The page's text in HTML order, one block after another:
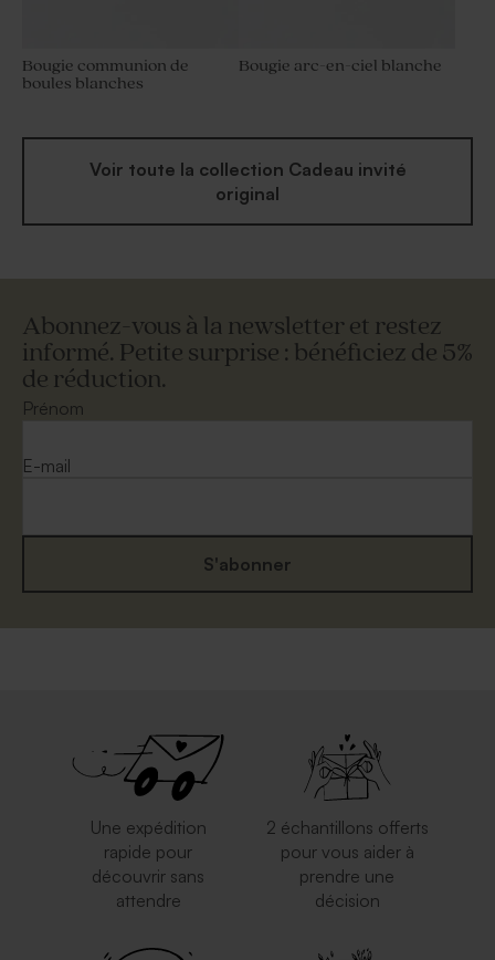
Bougie communion de
boules blanches
Bougie arc-en-ciel blanche
Voir toute la collection Cadeau invité
original
Abonnez-vous à la newsletter et restez
informé. Petite surprise : bénéficiez de 5%
de réduction.
Prénom
E-mail
S'abonner
Une expédition
rapide pour
découvrir sans
attendre
2 échantillons offerts
pour vous aider à
prendre une
décision